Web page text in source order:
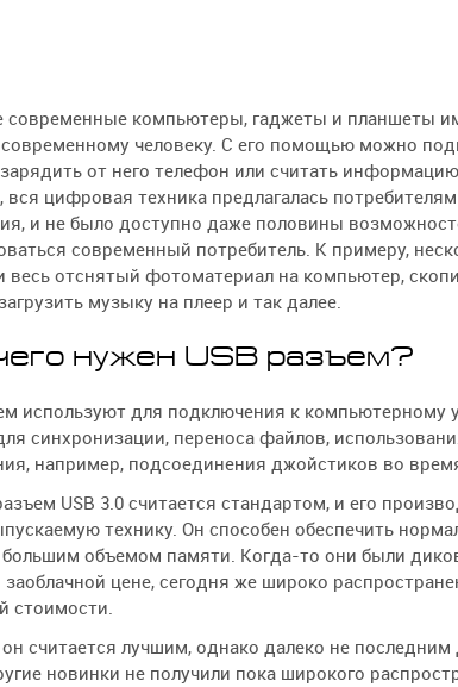
современные компьютеры, гаджеты и планшеты
человеку. С его помощью можно
от него телефон или считать
вся цифровая техника предлагалась
и не было доступно даже половины
современный потребитель. К примеру,
весь отснятый фотоматериал на компьютер,
музыку на плеер и так далее.
нужен USB разъем?
используют для подключения к компьютерному
синхронизации, переноса файлов,
например, подсоединения джойстиков во
USB 3.0 считается стандартом, и его
технику. Он способен обеспечить
объемом памяти. Когда-то они были
заоблачной цене, сегодня же широко
стоимости.
считается лучшим, однако далеко не
новинки не получили пока широкого